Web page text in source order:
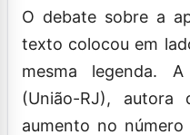
cada unidade da
O debate sobre a
texto colocou em
mesma legenda.